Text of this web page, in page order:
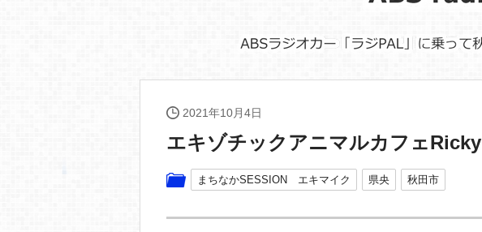
2021年10月4日
エキゾチックアニマルカフェRicky
まちなかSESSION エキマイク 県央 秋田市